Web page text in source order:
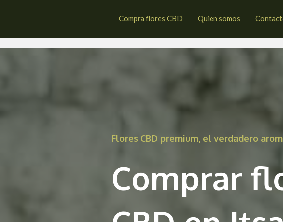
Compra flores CBD Quien somos
Flores CBD premium, el verdadero
Comprar